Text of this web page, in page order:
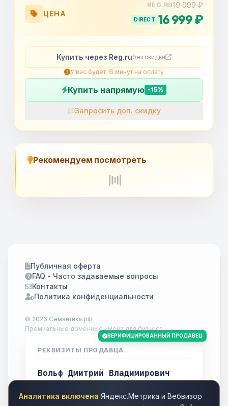
Аналитика включена Яндекс.Метрика и Вебвизор
ЦЕНА
REG.RU19 999 ₽
DIRECT 16 999 ₽
Купить через Reg.ruбез скидки
У вас будет 15 минут на оплату
Купить напрямую -15%
Запросить доп. скидку
Рекомендуем посмотреть
Публичная оферта
FAQ - Часто задаваемые вопросы
Контакты
Политика конфиденциальности
© 2026 Семантика.рф
Премиальные доменные имена для бизнеса.
ВЕРИФИЦИРОВАННЫЙ ПРОДАВЕЦ
РЕКВИЗИТЫ ПРОДАВЦА
Вольф Дмитрий Владимирович